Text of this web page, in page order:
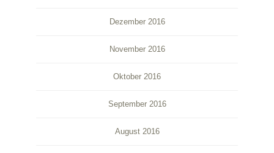
Dezember 2016
November 2016
Oktober 2016
September 2016
August 2016